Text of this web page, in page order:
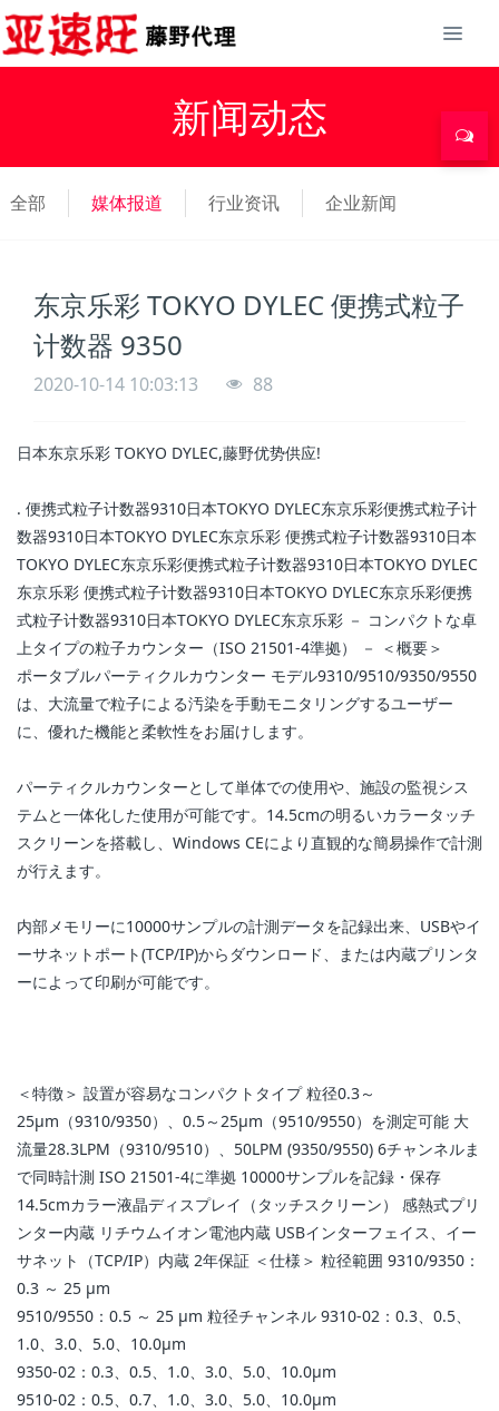
新闻动态
全部 媒体报道 行业资讯 企业新闻
东京乐彩 TOKYO DYLEC 便携式粒子
计数器 9350
2020-10-14 10:03:13 88
日本东京乐彩 TOKYO DYLEC,藤野优势供应!
. 便携式粒子计数器9310日本TOKYO DYLEC东京乐彩便携式粒子计
数器9310日本TOKYO DYLEC东京乐彩 便携式粒子计数器9310日本
TOKYO DYLEC东京乐彩便携式粒子计数器9310日本TOKYO DYLEC
东京乐彩 便携式粒子计数器9310日本TOKYO DYLEC东京乐彩便携
式粒子计数器9310日本TOKYO DYLEC东京乐彩 － コンパクトな卓
上タイプの粒子カウンター（ISO 21501-4準拠） － ＜概要＞
ポータブルパーティクルカウンター モデル9310/9510/9350/9550
は、大流量で粒子による汚染を手動モニタリングするユーザー
に、優れた機能と柔軟性をお届けします。
パーティクルカウンターとして単体での使用や、施設の監視シス
テムと一体化した使用が可能です。14.5cmの明るいカラータッチ
スクリーンを搭載し、Windows CEにより直観的な簡易操作で計測
が行えます。
内部メモリーに10000サンプルの計測データを記録出来、USBやイ
ーサネットポート(TCP/IP)からダウンロード、または内蔵プリンタ
ーによって印刷が可能です。
＜特徴＞ 設置が容易なコンパクトタイプ 粒径0.3～
25µm（9310/9350）、0.5～25µm（9510/9550）を測定可能 大
流量28.3LPM（9310/9510）、50LPM (9350/9550) 6チャンネルま
で同時計測 ISO 21501-4に準拠 10000サンプルを記録・保存
14.5cmカラー液晶ディスプレイ（タッチスクリーン） 感熱式プリ
ンター内蔵 リチウムイオン電池内蔵 USBインターフェイス、イー
サネット（TCP/IP）内蔵 2年保証 ＜仕様＞ 粒径範囲 9310/9350：
0.3 ～ 25 µm
9510/9550：0.5 ～ 25 µm 粒径チャンネル 9310-02：0.3、0.5、
1.0、3.0、5.0、10.0µm
9350-02：0.3、0.5、1.0、3.0、5.0、10.0µm
9510-02：0.5、0.7、1.0、3.0、5.0、10.0µm